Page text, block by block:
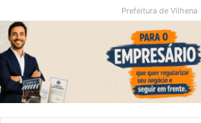
Prefeitura de Vilhena